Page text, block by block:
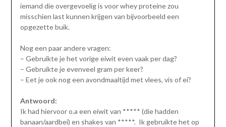
iemand die overgevoelig is voor whey proteine zou
misschien last kunnen krijgen van bijvoorbeeld een
opgezette buik.
Nog een paar andere vragen:
– Gebruikte je het vorige eiwit even vaak per dag?
– Gebruikte je evenveel gram per keer?
– Eet je ook nog een avondmaaltijd met vlees, vis of ei?
Antwoord:
Ik had hiervoor o.a een eiwit van ***** (die hadden
banaan/aardbei) en shakes van *****. Ik gebruikte het op